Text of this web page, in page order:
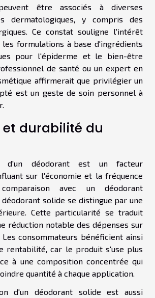
être associés à diverses
dermatologiques, y compris des
Ce constat souligne l'intérêt
formulations à base d'ingrédients
pour l'épiderme et le bien-être
de santé ou un expert en
affirmerait que privilégier un
est un geste de soin personnel à
et durabilité du
d'un déodorant est un facteur
sur l'économie et la fréquence
avec un déodorant
solide se distingue par une
Cette particularité se traduit
réduction notable des dépenses sur
consommateurs bénéficient ainsi
rentabilité, car le produit s'use plus
à une composition concentrée qui
quantité à chaque application.
d'un déodorant solide est aussi